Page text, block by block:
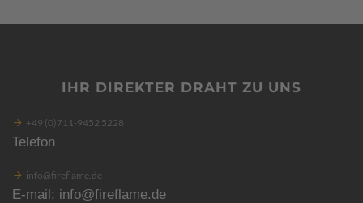
IHR DIREKTER DRAHT ZU UNS
+49 (0)711-9452 5228
Telefon
info@fireflame.de
E-mail: info@fireflame.de